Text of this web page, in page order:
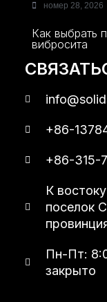
номер 28, 2026
Как выбрать
вибросита
+86-
+86-315-
К
поселок
Пн-Пт:
закрыто